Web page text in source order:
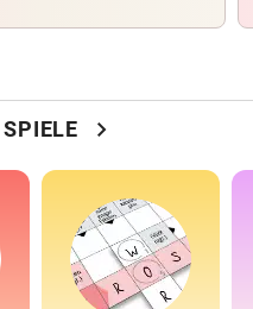
chevron_right